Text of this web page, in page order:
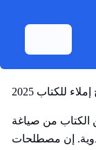
الكتاب من صياغة
إن مصطلحات